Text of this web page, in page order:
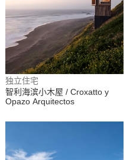
独立住宅
智利海滨小木屋 / Croxatto y
Opazo Arquitectos